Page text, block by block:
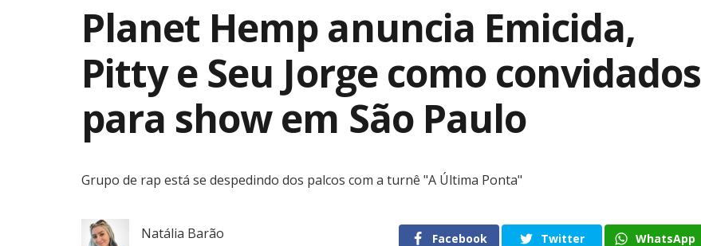
Planet Hemp anuncia Emicida,
Pitty e Seu Jorge como convidados
para show em São Paulo
Grupo de rap está se despedindo dos palcos com a turnê "A Última Ponta"
Natália Barão
Facebook Twitter WhatsApp